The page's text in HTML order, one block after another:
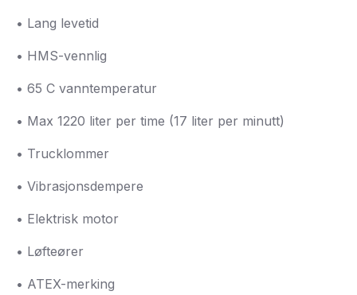
• Lang levetid
• HMS-vennlig
• 65 C vanntemperatur
• Max 1220 liter per time (17 liter per minutt)
• Trucklommer
• Vibrasjonsdempere
• Elektrisk motor
• Løfteører
• ATEX-merking